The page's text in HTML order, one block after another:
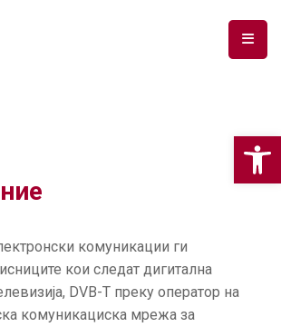
комуникации ги
кои следат дигитална
DVB-T преку оператор на
комуникациска мрежа за